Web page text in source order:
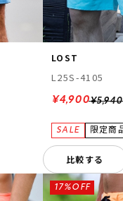
LOST
L25S-4105
¥5,940
¥4,900
比較する
17%OFF